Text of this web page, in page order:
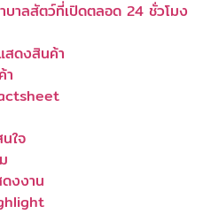
บาลสัตว์ที่เปิดตลอด 24 ชั่วโมง
สดงสินค้า
า
ใจ
งงาน